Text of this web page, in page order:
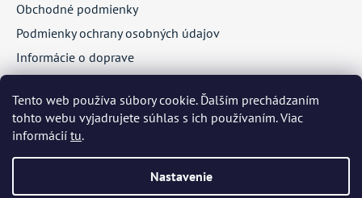
Tento web používa súbory cookie. Ďalším prechádzaním
tohto webu vyjadrujete súhlas s ich používaním. Viac
informácií tu.
Nastavenie
Obchodné podmienky
Podmienky ochrany osobných údajov
Informácie o doprave
Facebook